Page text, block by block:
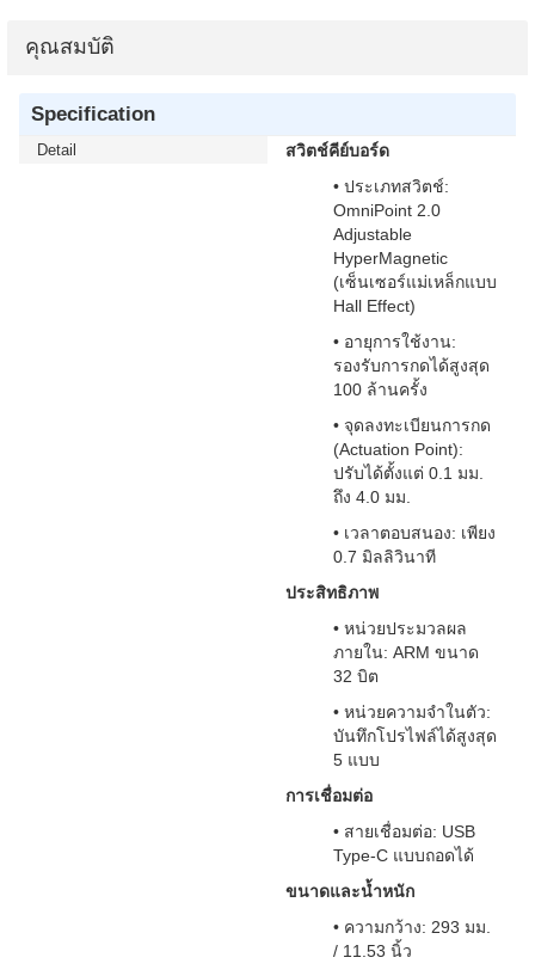
คุณสมบัติ
Specification
Detail
สวิตช์คีย์บอร์ด
• ประเภทสวิตช์:
OmniPoint 2.0
Adjustable
HyperMagnetic
(เซ็นเซอร์แม่เหล็กแบบ
Hall Effect)
• อายุการใช้งาน:
รองรับการกดได้สูงสุด
100 ล้านครั้ง
• จุดลงทะเบียนการกด
(Actuation Point):
ปรับได้ตั้งแต่ 0.1 มม.
ถึง 4.0 มม.
• เวลาตอบสนอง: เพียง
0.7 มิลลิวินาที
ประสิทธิภาพ
• หน่วยประมวลผล
ภายใน: ARM ขนาด
32 บิต
• หน่วยความจำในตัว:
บันทึกโปรไฟล์ได้สูงสุด
5 แบบ
การเชื่อมต่อ
• สายเชื่อมต่อ: USB
Type-C แบบถอดได้
ขนาดและน้ำหนัก
• ความกว้าง: 293 มม.
/ 11.53 นิ้ว